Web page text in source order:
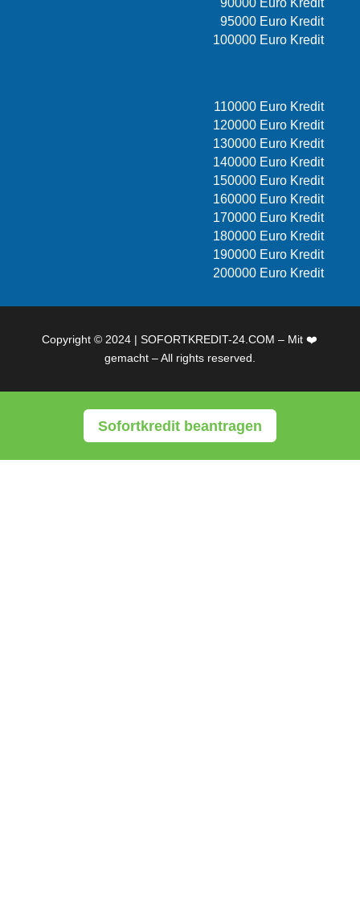
90000 Euro Kredit
95000 Euro Kredit
100000 Euro Kredit
110000 Euro Kredit
120000 Euro Kredit
130000 Euro Kredit
140000 Euro Kredit
150000 Euro Kredit
160000 Euro Kredit
170000 Euro Kredit
180000 Euro Kredit
190000 Euro Kredit
200000 Euro Kredit
Copyright © 2024 | SOFORTKREDIT-24.COM – Mit ❤️
gemacht – All rights reserved.
Sofortkredit beantragen